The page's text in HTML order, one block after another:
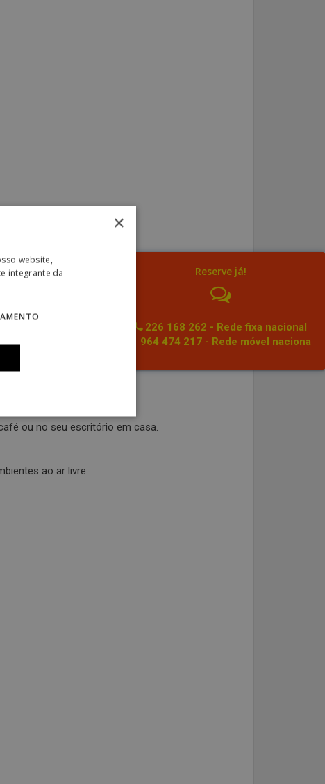
Reserve já!
226 168 262 - Rede fixa nacional
964 474 217 - Rede móvel naciona
ou no seu escritório em casa.
ao ar livre.
×
website,
integrante da